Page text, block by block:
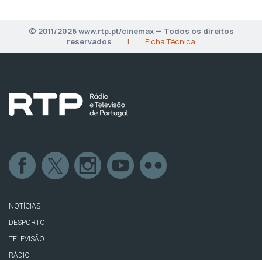
© 2011/2026 www.rtp.pt/cinemax — Todos os direitos
reservados
| Ficha Técnica
NOTÍCIAS
DESPORTO
TELEVISÃO
RÁDIO